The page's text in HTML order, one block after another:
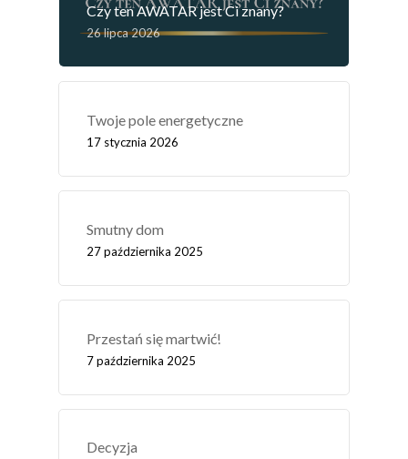
Czy ten AWATAR jest Ci znany?
26 lipca 2026
Twoje pole energetyczne
17 stycznia 2026
Smutny dom
27 października 2025
Przestań się martwić!
7 października 2025
Decyzja